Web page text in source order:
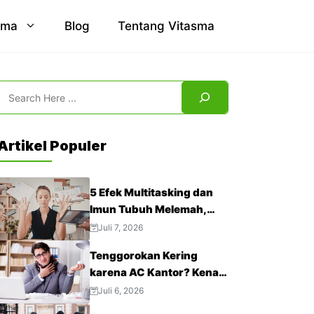
Blog Tentang Vitasma
Populer
5 Efek Multitasking dan
Imun Tubuh Melemah,
Jangan Abaikan!
Juli 7, 2026
Tenggorokan Kering
karena AC Kantor? Kenali
4 Cara Mengatasinya
Juli 6, 2026